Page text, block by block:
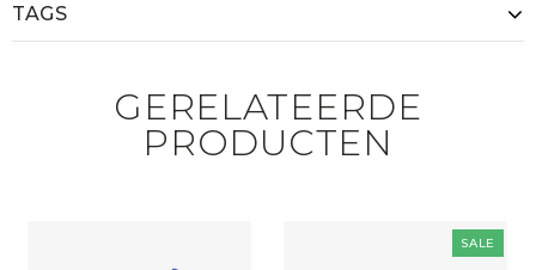
TAGS
GERELATEERDE
PRODUCTEN
SALE